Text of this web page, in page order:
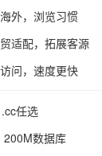
外，浏览习惯
适配，拓展客源
问，速度更快
任选
200M数据库